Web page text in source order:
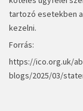
tartozó esetekben
kezelni.
Forrás:
https://ico.org.uk/
blogs/2025/03/